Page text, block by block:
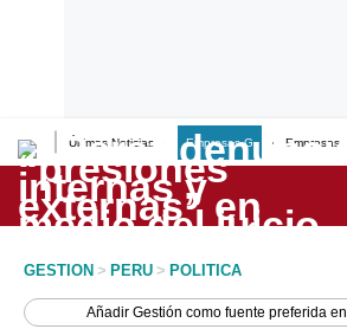
Últimas Noticias Empresas G Empresas
Lo último
Peru Quiosco
GESTION > PERU > POLITICA
AñadirGestión como fuente preferida en